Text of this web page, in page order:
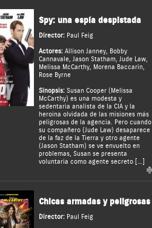
Spy: una espía despistada
Director: Paul Feig
Actores: Allison Janney, Bobby
Cannavale, Jason Statham, Jude Law,
Melissa McCarthy, Morena Baccarin,
Rose Byrne
Sinopsis:Susan Cooper (Melissa
McCarthy) es una modesta y
sedentaria analista de la CIA y la
heroína olvidada de las misiones más
peligrosas de la agencia. Pero cuando
su compañero (Jude Law) desaparece
de la faz de la Tierra y otro agente
(Jason Statham) se ve envuelto en
problemas, Susan se presenta
voluntaria como agente secreto […]
Chicas armadas y peligrosas
Director: Paul Feig